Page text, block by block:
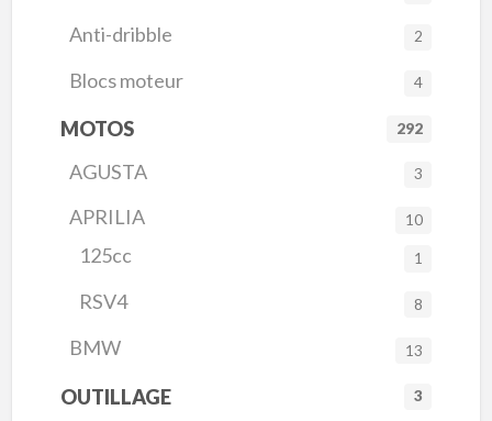
Anti-dribble 2
Blocs moteur 4
MOTOS 292
AGUSTA 3
APRILIA 10
125cc 1
RSV4 8
BMW 13
OUTILLAGE 3